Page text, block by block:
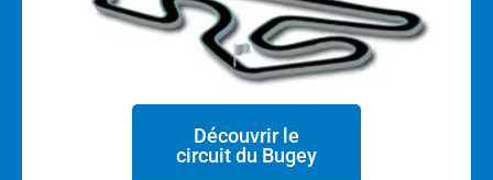
Découvrir le
circuit du Bugey